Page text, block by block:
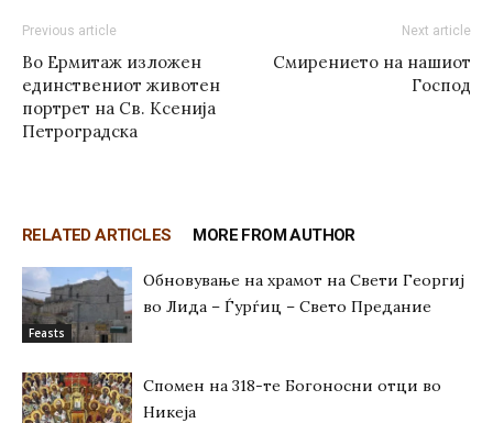
Previous article
Во Ермитаж изложен
единствениот животен
портрет на Св. Ксенија
Петроградска
Next article
Смирението на нашиот
Господ
RELATED ARTICLES MORE FROM AUTHOR
Feasts
Обновување на храмот на Свети Георгиј
во Лида – Ѓурѓиц – Свето Предание
Спомен на 318-те Богоносни отци во
Никеја